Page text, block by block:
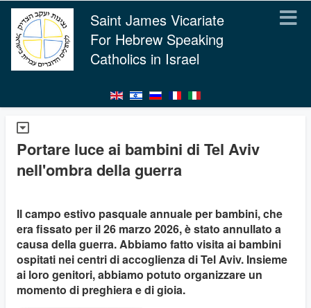
Saint James Vicariate
For Hebrew Speaking
Catholics in Israel
Portare luce ai bambini di Tel Aviv
nell'ombra della guerra
Il campo estivo pasquale annuale per bambini, che
era fissato per il 26 marzo 2026, è stato annullato a
causa della guerra. Abbiamo fatto visita ai bambini
ospitati nei centri di accoglienza di Tel Aviv. Insieme
ai loro genitori, abbiamo potuto organizzare un
momento di preghiera e di gioia.